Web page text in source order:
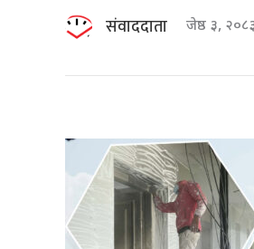
संवाददाता जेष्ठ ३,